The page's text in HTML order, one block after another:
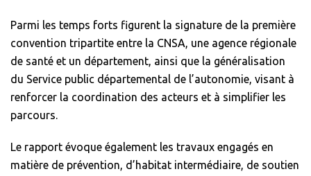
Parmi les temps forts figurent la signature de la première
convention tripartite entre la CNSA, une agence régionale
de santé et un département, ainsi que la généralisation
du Service public départemental de l’autonomie, visant à
renforcer la coordination des acteurs et à simplifier les
parcours.
Le rapport évoque également les travaux engagés en
matière de prévention, d’habitat intermédiaire, de soutien